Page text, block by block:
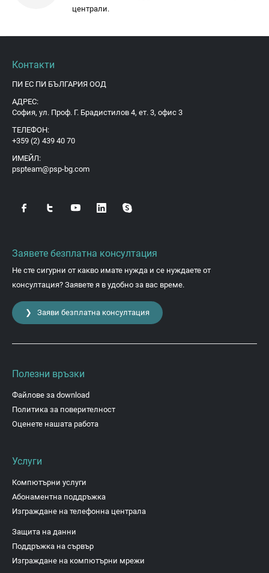
централи.
Контакти
ПИ ЕС ПИ БЪЛГАРИЯ ООД
АДРЕС:
София, ул. Проф. Г. Брадистилов 4, ет. 3, офис 3
ТЕЛЕФОН:
+359 (2) 439 40 70
ИМЕЙЛ:
pspteam@psp-bg.com
Заявете безплатна консултация
Не сте сигурни от какво имате нужда и се нуждаете от
консултация? Заявете я в удобно за вас време.
❯ Заяви безплатна консултация
Полезни връзки
Файлове за download
Политика за поверителност
Оценете нашата работа
Услуги
Компютърни услуги
Абонаментна поддръжка
Изграждане на телефонна централа
Защита на данни
Поддръжка на сървър
Изграждане на компютърни мрежи